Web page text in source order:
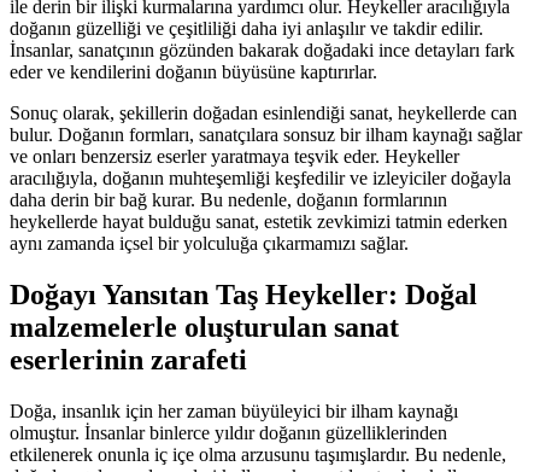
ile derin bir ilişki kurmalarına yardımcı olur. Heykeller aracılığıyla
doğanın güzelliği ve çeşitliliği daha iyi anlaşılır ve takdir edilir.
İnsanlar, sanatçının gözünden bakarak doğadaki ince detayları fark
eder ve kendilerini doğanın büyüsüne kaptırırlar.
Sonuç olarak, şekillerin doğadan esinlendiği sanat, heykellerde can
bulur. Doğanın formları, sanatçılara sonsuz bir ilham kaynağı sağlar
ve onları benzersiz eserler yaratmaya teşvik eder. Heykeller
aracılığıyla, doğanın muhteşemliği keşfedilir ve izleyiciler doğayla
daha derin bir bağ kurar. Bu nedenle, doğanın formlarının
heykellerde hayat bulduğu sanat, estetik zevkimizi tatmin ederken
aynı zamanda içsel bir yolculuğa çıkarmamızı sağlar.
Doğayı Yansıtan Taş Heykeller: Doğal
malzemelerle oluşturulan sanat
eserlerinin zarafeti
Doğa, insanlık için her zaman büyüleyici bir ilham kaynağı
olmuştur. İnsanlar binlerce yıldır doğanın güzelliklerinden
etkilenerek onunla iç içe olma arzusunu taşımışlardır. Bu nedenle,